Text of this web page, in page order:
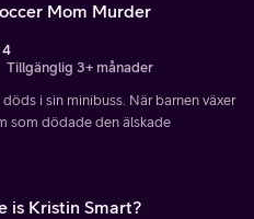
Mom Murder
4
Tillgänglig 3+ månader
i sin minibuss. När barnen växer
som dödade den älskade
is Kristin Smart?